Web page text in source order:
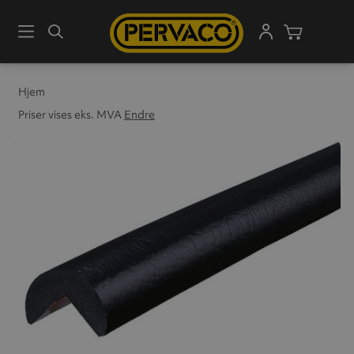
MenySøk
Hjem
Priser vises eks. MVA Endre